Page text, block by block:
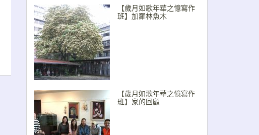
【歲月如歌年華之憶寫作
班】加羅林魚木
【歲月如歌年華之憶寫作
班】家的回顧